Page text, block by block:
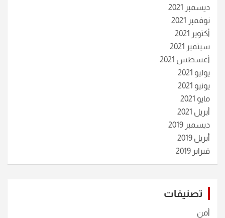
ديسمبر 2021
نوفمبر 2021
أكتوبر 2021
سبتمبر 2021
أغسطس 2021
يوليو 2021
يونيو 2021
مايو 2021
أبريل 2021
ديسمبر 2019
أبريل 2019
فبراير 2019
تصنيفات
أمن